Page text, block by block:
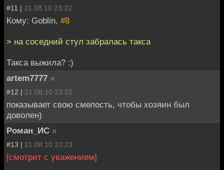
#11 | 21.08.10 23:22
Кому: Goblin, #8
> на соседний стул забралась такса
Такса выжила? :)
artem7777 »
#12 | 21.08.10 23:22
показывает свою смелость, чтобы хозяин был
доволен)
Роман_ИС »
#13 | 21.08.10 23:23
[смотрит с уважением]